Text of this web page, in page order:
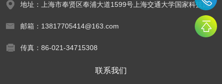
地址：上海市奉贤区奉浦大道1599号上海交通大学国家科技园
邮箱：13817705414@163.com
传真：86-021-34715308
联系我们